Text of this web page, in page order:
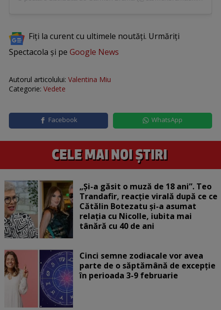
Fiți la curent cu ultimele noutăți. Urmăriți
Spectacola și pe Google News
Autorul articolului: Valentina Miu
Categorie: Vedete
Facebook WhatsApp
„Și-a găsit o muză de 18 ani”. Teo
Trandafir, reacție virală după ce ce
Cătălin Botezatu și-a asumat
relația cu Nicolle, iubita mai
tânără cu 40 de ani
Cinci semne zodiacale vor avea
parte de o săptămână de excepție
în perioada 3-9 februarie